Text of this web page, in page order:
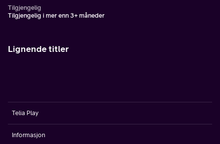
Tilgjengelig
Tilgjengelig i mer enn 3+ måneder
Lignende titler
Telia Play
Informasjon